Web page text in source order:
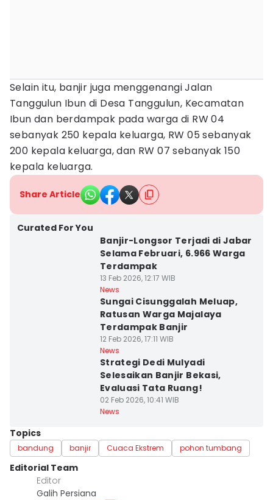
Selain itu, banjir juga menggenangi Jalan
Tanggulun Ibun di Desa Tanggulun, Kecamatan
Ibun dan berdampak pada warga di RW 04
sebanyak 250 kepala keluarga, RW 05 sebanyak
200 kepala keluarga, dan RW 07 sebanyak 150
kepala keluarga.
Share Article
Curated For You
Banjir-Longsor Terjadi di Jabar
Selama Februari, 6.966 Warga
Terdampak
13 Feb 2026, 12:17 WIB
News
Sungai Cisunggalah Meluap,
Ratusan Warga Majalaya
Terdampak Banjir
12 Feb 2026, 17:11 WIB
News
Strategi Dedi Mulyadi
Selesaikan Banjir Bekasi,
Evaluasi Tata Ruang!
02 Feb 2026, 10:41 WIB
News
Topics
bandung banjir Cuaca Ekstrem pohon tumbang
Editorial Team
Editor
Galih Persiana